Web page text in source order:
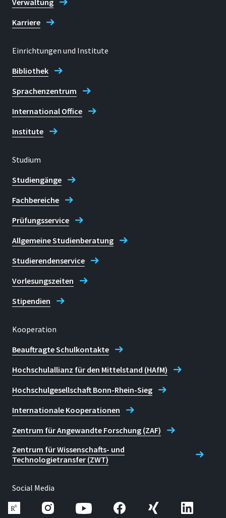
Verwaltung
Karriere
Einrichtungen und Institute
Bibliothek
Sprachenzentrum
International Office
Institute
Studium
Studiengänge
Fachbereiche
Prüfungsservice
Allgemeine Studienberatung
Studierendenservice
Vorlesungszeiten
Stipendien
Kooperation
Beauftragte Schulkontakte
Hochschulallianz für den Mittelstand (HAfM)
Hochschulgesellschaft Bonn-Rhein-Sieg
Internationale Kooperationen
Zentrum für Angewandte Forschung (ZAF)
Zentrum für Wissenschafts- und
Technologietransfer (ZWT)
Social Media